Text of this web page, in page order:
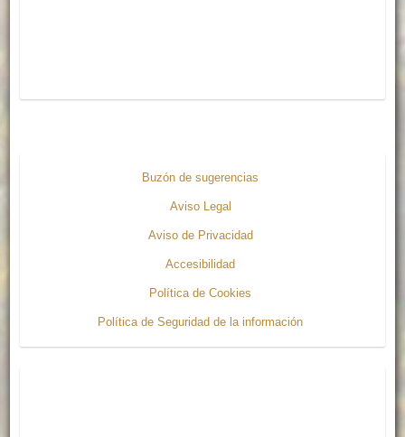
Buzón de sugerencias
Aviso Legal
Aviso de Privacidad
Accesibilidad
Política de Cookies
Política de Seguridad de la información